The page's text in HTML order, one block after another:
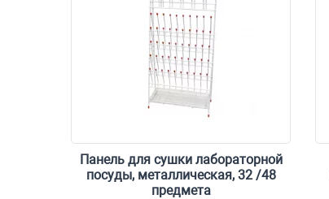
Панель для сушки лабораторной
посуды, металлическая, 32 /48
предмета